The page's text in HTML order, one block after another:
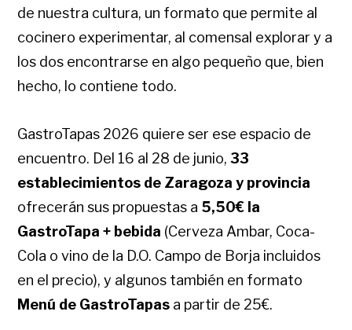
de nuestra cultura, un formato que permite al
cocinero experimentar, al comensal explorar y a
los dos encontrarse en algo pequeño que, bien
hecho, lo contiene todo.
GastroTapas 2026 quiere ser ese espacio de
encuentro. Del 16 al 28 de junio,33
establecimientos de Zaragoza y provincia
ofrecerán sus propuestas a 5,50€ la
GastroTapa + bebida (Cerveza Ambar, Coca-
Cola o vino de la D.O. Campo de Borja incluidos
en el precio), y algunos también en formato
Menú de GastroTapas a partir de 25€.